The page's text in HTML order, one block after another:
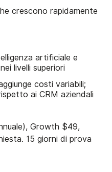
crescono rapidamente
artificiale e
livelli superiori
costi variabili;
ai CRM aziendali
Growth $49,
15 giorni di prova